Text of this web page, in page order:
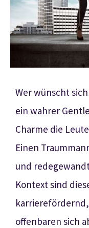
Wer wünscht
ein wahrer
Charme die
Einen
und
Kontext sind
offenbaren sich